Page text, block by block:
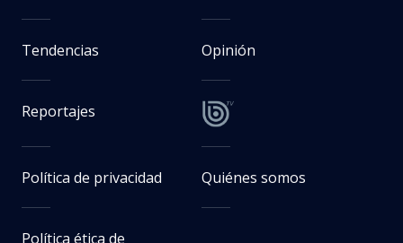
Tendencias Opinión
Reportajes
Política de privacidad Quiénes somos
Política ética de